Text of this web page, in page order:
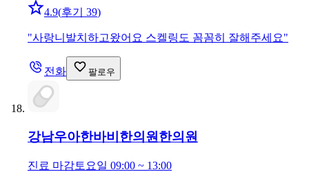
4.9(후기 39)
"사랑니발치하고왔어요 스켈링도 꼼꼼히 잘해주세요"
전화 팔로우
강남우아한바비한의원 한의원
진료 마감토요일 09:00 ~ 13:00